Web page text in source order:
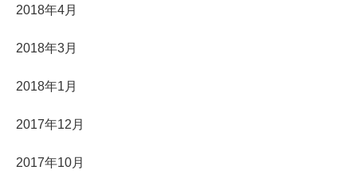
2018年4月
2018年3月
2018年1月
2017年12月
2017年10月